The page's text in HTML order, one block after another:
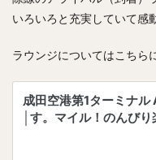
いろいろと充実していて感
ラウンジについてはこちら